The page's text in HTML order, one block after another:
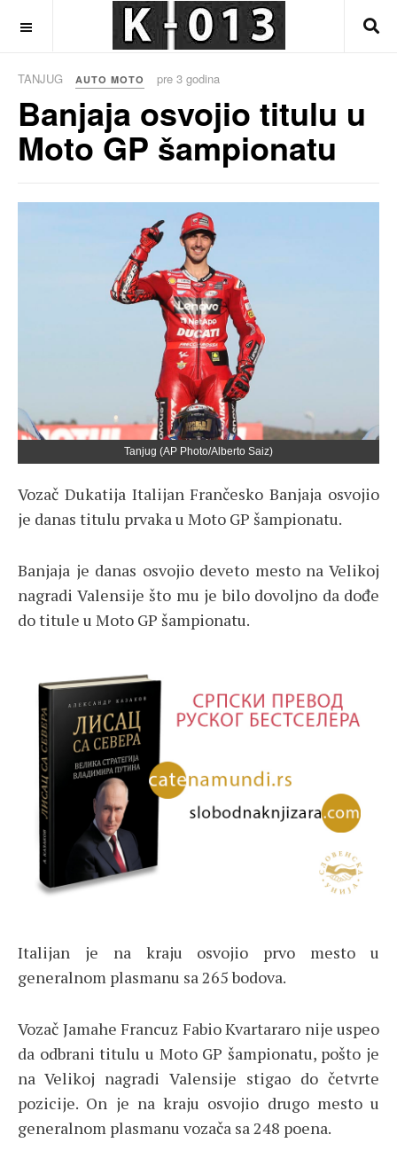
TANJUG AUTO MOTO pre 3 godina
Banjaja osvojio titulu u
Moto GP šampionatu
Tanjug (AP Photo/Alberto Saiz)
Vozač Dukatija Italijan Frančesko Banjaja osvojio
je danas titulu prvaka u Moto GP šampionatu.
Banjaja je danas osvojio deveto mesto na Velikoj
nagradi Valensije što mu je bilo dovoljno da dođe
do titule u Moto GP šampionatu.
Italijan je na kraju osvojio prvo mesto u
generalnom plasmanu sa 265 bodova.
Vozač Jamahe Francuz Fabio Kvartararo nije uspeo
da odbrani titulu u Moto GP šampionatu, pošto je
na Velikoj nagradi Valensije stigao do četvrte
pozicije. On je na kraju osvojio drugo mesto u
generalnom plasmanu vozača sa 248 poena.